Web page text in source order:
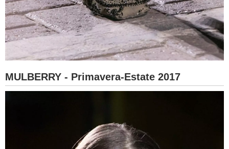
MULBERRY - Primavera-Estate 2017